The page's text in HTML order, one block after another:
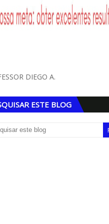
DIEGO A.
ESTE BLOG